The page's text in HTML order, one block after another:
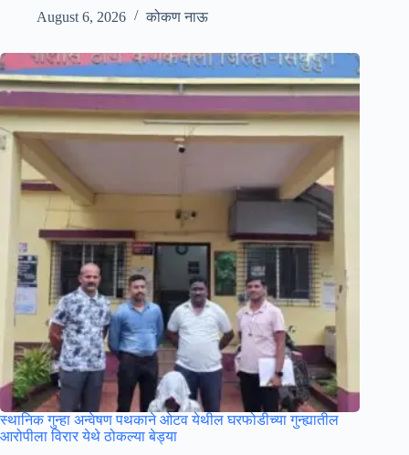
August 6, 2026
कोकण नाऊ
स्थानिक गुन्हा अन्वेषण पथकाने ओटव येथील घरफोडीच्या गुन्ह्यातील
आरोपीला विरार येथे ठोकल्या बेड्या